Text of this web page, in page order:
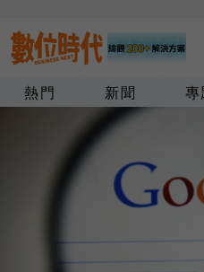
熱門 新聞 專